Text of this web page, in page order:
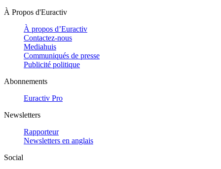
À Propos d'Euractiv
À propos d’Euractiv
Contactez-nous
Mediahuis
Communiqués de presse
Publicité politique
Abonnements
Euractiv Pro
Newsletters
Rapporteur
Newsletters en anglais
Social